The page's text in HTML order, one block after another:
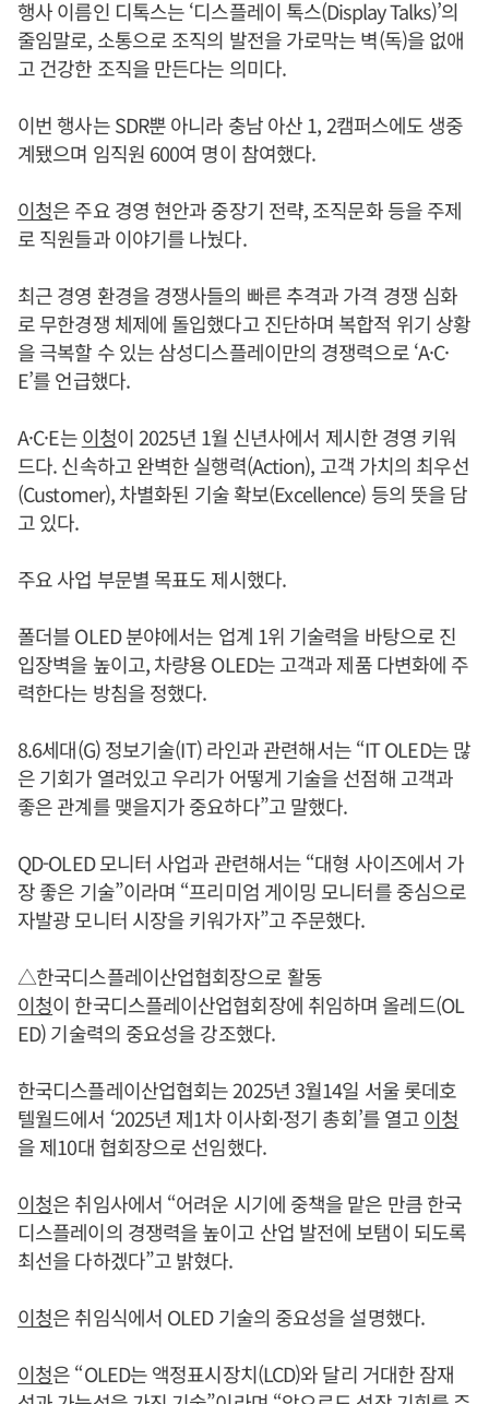
행사 이름인 디톡스는 ‘디스플레이 톡스(Display Talks)’의
줄임말로, 소통으로 조직의 발전을 가로막는 벽(독)을 없애
고 건강한 조직을 만든다는 의미다.
이번 행사는 SDR뿐 아니라 충남 아산 1, 2캠퍼스에도 생중
계됐으며 임직원 600여 명이 참여했다.
이청은 주요 경영 현안과 중장기 전략, 조직문화 등을 주제
로 직원들과 이야기를 나눴다.
최근 경영 환경을 경쟁사들의 빠른 추격과 가격 경쟁 심화
로 무한경쟁 체제에 돌입했다고 진단하며 복합적 위기 상황
을 극복할 수 있는 삼성디스플레이만의 경쟁력으로 ‘A·C·
E’를 언급했다.
A·C·E는이청이 2025년 1월 신년사에서 제시한 경영 키워
드다. 신속하고 완벽한 실행력(Action), 고객 가치의 최우선
(Customer), 차별화된 기술 확보(Excellence) 등의 뜻을 담
고 있다.
주요 사업 부문별 목표도 제시했다.
폴더블 OLED 분야에서는 업계 1위 기술력을 바탕으로 진
입장벽을 높이고, 차량용 OLED는 고객과 제품 다변화에 주
력한다는 방침을 정했다.
8.6세대(G) 정보기술(IT) 라인과 관련해서는 “IT OLED는 많
은 기회가 열려있고 우리가 어떻게 기술을 선점해 고객과
좋은 관계를 맺을지가 중요하다”고 말했다.
QD-OLED 모니터 사업과 관련해서는 “대형 사이즈에서 가
장 좋은 기술”이라며 “프리미엄 게이밍 모니터를 중심으로
자발광 모니터 시장을 키워가자”고 주문했다.
△한국디스플레이산업협회장으로 활동
이청이 한국디스플레이산업협회장에 취임하며 올레드(OL
ED) 기술력의 중요성을 강조했다.
한국디스플레이산업협회는 2025년 3월14일 서울 롯데호
텔월드에서 ‘2025년 제1차 이사회·정기 총회’를 열고이청
을 제10대 협회장으로 선임했다.
이청은 취임사에서 “어려운 시기에 중책을 맡은 만큼 한국
디스플레이의 경쟁력을 높이고 산업 발전에 보탬이 되도록
최선을 다하겠다”고 밝혔다.
이청은 취임식에서 OLED 기술의 중요성을 설명했다.
이청은 “OLED는 액정표시장치(LCD)와 달리 거대한 잠재